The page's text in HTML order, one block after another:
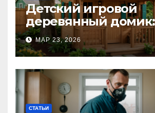
Детский игровой
деревянный домик:
волшебное
для самых
Kastum
МАР 23, 2026
СТАТЬИ